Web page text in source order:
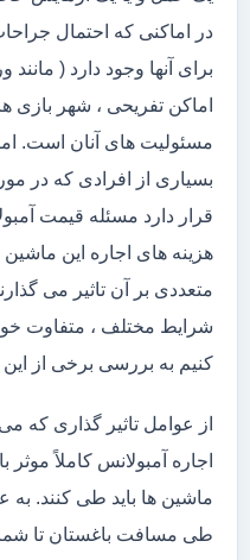
در اماکنی که احتمال
برای آنها وجود دارد (
اماکن تفریحی ، شهر بازی
مسئولیت های آنان است.
بسیاری از افرادی که در
قرار دارد مسئله قیمت
هزینه های اجاره این
متعددی بر آن تاثیر می
شرایط مختلف ، متفاوت
کنیم به بررسی برخی از این
از عوامل تاثیر گذاری که می
اجاره آمبولانس کاملاً
ماشین ها باید طی کنند. به
طی مسافت باغستان تا